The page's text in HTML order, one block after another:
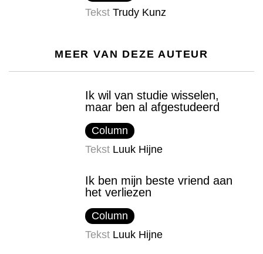
Tekst Trudy Kunz
MEER VAN DEZE AUTEUR
Ik wil van studie wisselen,
maar ben al afgestudeerd
Column
Tekst Luuk Hijne
Ik ben mijn beste vriend aan
het verliezen
Column
Tekst Luuk Hijne